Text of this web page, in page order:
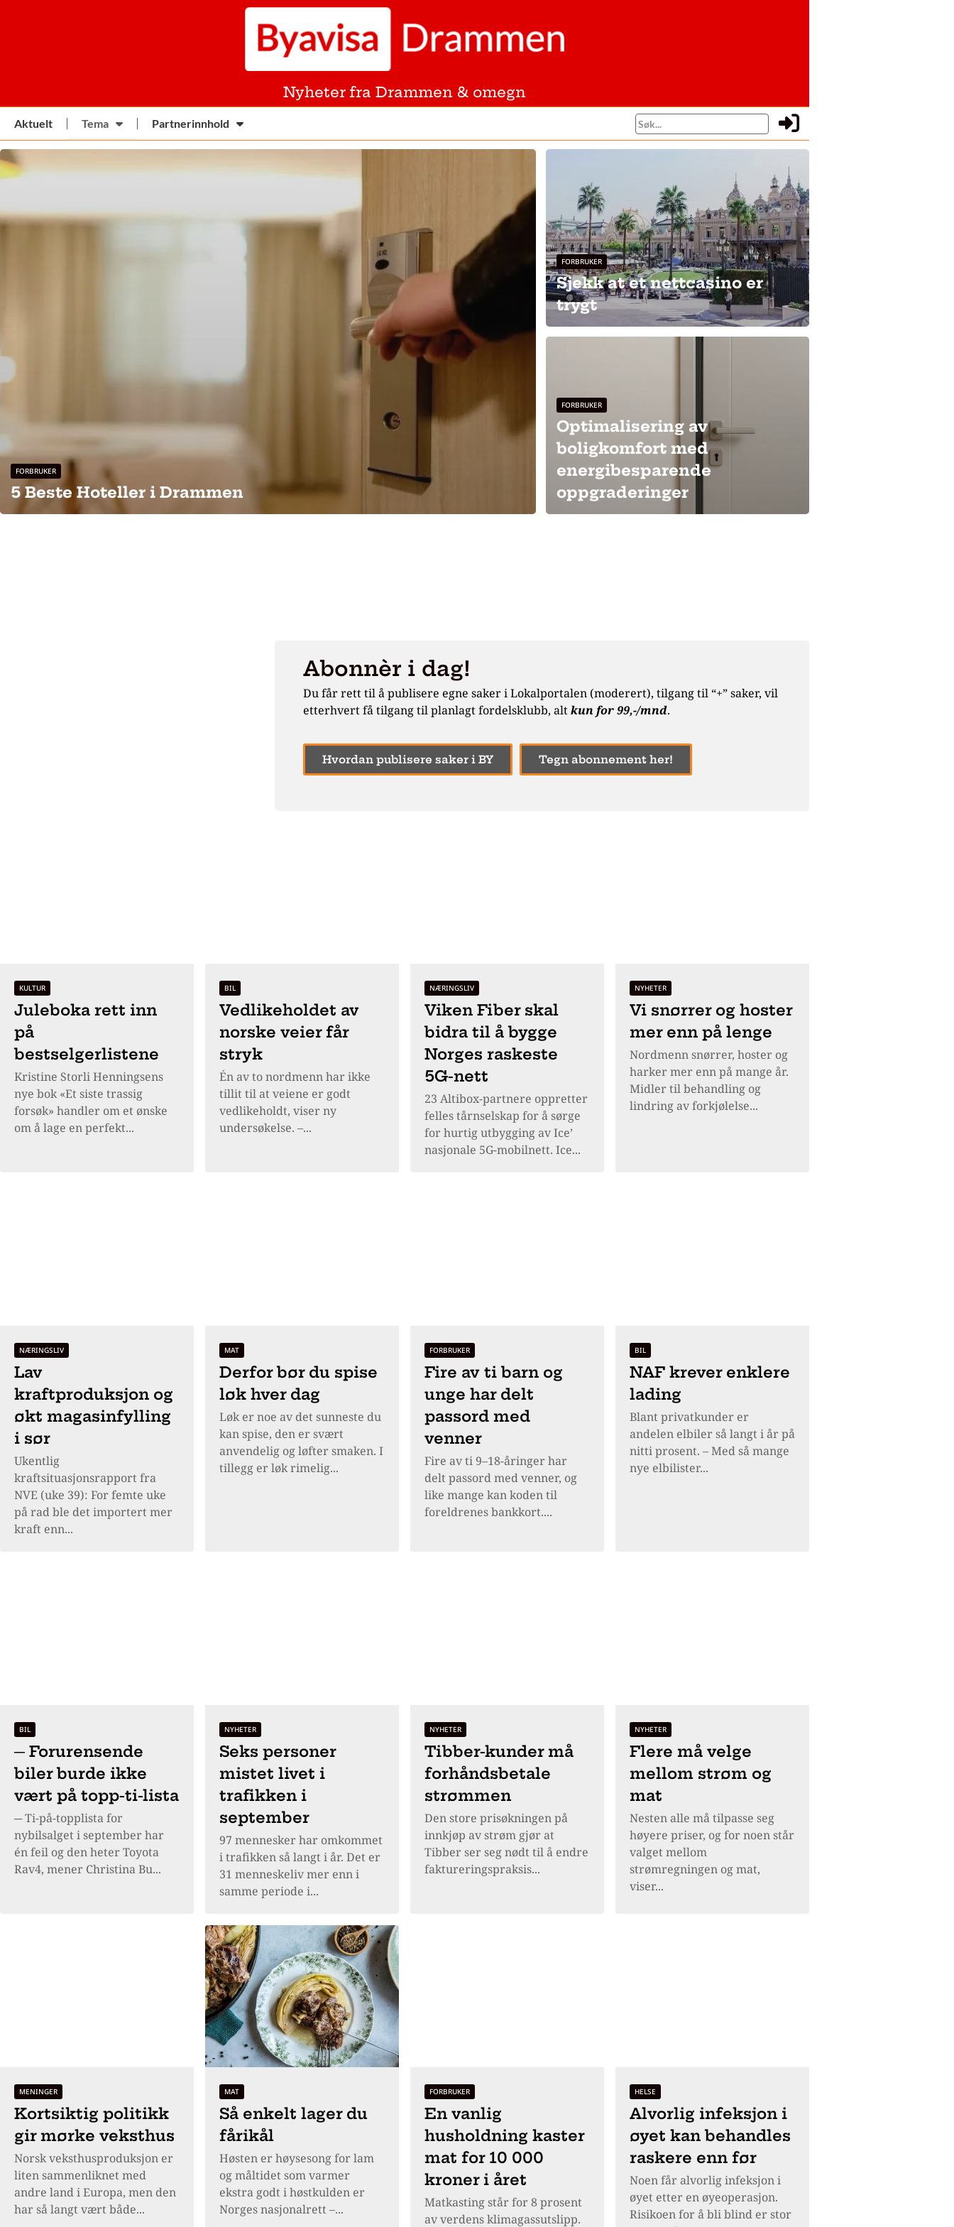
Nyheter fra Drammen & omegn
Aktuelt Tema Partnerinnhold
FORBRUKER
5 Beste Hoteller i Drammen
FORBRUKER
Sjekk at et nettcasino er
trygt
FORBRUKER
Optimalisering av
boligkomfort med
energibesparende
oppgraderinger
Abonnèr i dag!
Du får rett til å publisere egne saker i Lokalportalen (moderert), tilgang til “+” saker, vil
etterhvert få tilgang til planlagt fordelsklubb, altkun for 99,-/mnd.
Hvordan publisere saker i BY Tegn abonnement her!
KULTUR
Juleboka rett inn
på
bestselgerlistene
Kristine Storli Henningsens
nye bok «Et siste trassig
forsøk» handler om et ønske
om å lage en perfekt...
BIL
Vedlikeholdet av
norske veier får
stryk
Én av to nordmenn har ikke
tillit til at veiene er godt
vedlikeholdt, viser ny
undersøkelse. –...
NÆRINGSLIV
Viken Fiber skal
bidra til å bygge
Norges raskeste
5G-nett
23 Altibox-partnere oppretter
felles tårnselskap for å sørge
for hurtig utbygging av Ice’
nasjonale 5G-mobilnett. Ice...
NYHETER
Vi snørrer og hoster
mer enn på lenge
Nordmenn snørrer, hoster og
harker mer enn på mange år.
Midler til behandling og
lindring av forkjølelse...
NÆRINGSLIV
Lav
kraftproduksjon og
økt magasinfylling
i sør
Ukentlig
kraftsituasjonsrapport fra
NVE (uke 39): For femte uke
på rad ble det importert mer
kraft enn...
MAT
Derfor bør du spise
løk hver dag
Løk er noe av det sunneste du
kan spise, den er svært
anvendelig og løfter smaken. I
tillegg er løk rimelig...
FORBRUKER
Fire av ti barn og
unge har delt
passord med
venner
Fire av ti 9–18-åringer har
delt passord med venner, og
like mange kan koden til
foreldrenes bankkort....
BIL
NAF krever enklere
lading
Blant privatkunder er
andelen elbiler så langt i år på
nitti prosent. – Med så mange
nye elbilister...
BIL
─ Forurensende
biler burde ikke
vært på topp-ti-lista
─ Ti-på-topplista for
nybilsalget i september har
én feil og den heter Toyota
Rav4, mener Christina Bu...
NYHETER
Seks personer
mistet livet i
trafikken i
september
97 mennesker har omkommet
i trafikken så langt i år. Det er
31 menneskeliv mer enn i
samme periode i...
NYHETER
Tibber-kunder må
forhåndsbetale
strømmen
Den store prisøkningen på
innkjøp av strøm gjør at
Tibber ser seg nødt til å endre
faktureringspraksis...
NYHETER
Flere må velge
mellom strøm og
mat
Nesten alle må tilpasse seg
høyere priser, og for noen står
valget mellom
strømregningen og mat,
viser...
MENINGER
Kortsiktig politikk
gir mørke veksthus
Norsk veksthusproduksjon er
liten sammenliknet med
andre land i Europa, men den
har så langt vært både...
MAT
Så enkelt lager du
fårikål
Høsten er høysesong for lam
og måltidet som varmer
ekstra godt i høstkulden er
Norges nasjonalrett –...
FORBRUKER
En vanlig
husholdning kaster
mat for 10 000
kroner i året
Matkasting står for 8 prosent
av verdens klimagassutslipp.
HELSE
Alvorlig infeksjon i
øyet kan behandles
raskere enn før
Noen får alvorlig infeksjon i
øyet etter en øyeoperasjon.
Risikoen for å bli blind er stor